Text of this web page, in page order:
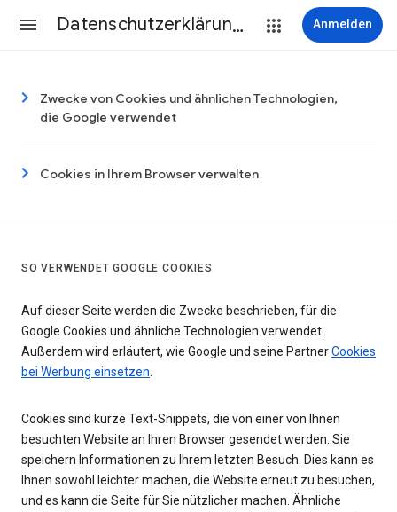
Datenschutzerklärung & Nutzungsbedingungen Anmelden
Zwecke von Cookies und ähnlichen Technologien,
die Google verwendet
Cookies in Ihrem Browser verwalten
SO VERWENDET GOOGLE COOKIES
Auf dieser Seite werden die Zwecke beschrieben, für die
Google Cookies und ähnliche Technologien verwendet.
Außerdem wird erläutert, wie Google und seine PartnerCookies
bei Werbung einsetzen.
Cookies sind kurze Text-Snippets, die von einer von Ihnen
besuchten Website an Ihren Browser gesendet werden. Sie
speichern Informationen zu Ihrem letzten Besuch. Dies kann es
Ihnen sowohl leichter machen, die Website erneut zu besuchen,
und es kann die Seite für Sie nützlicher machen. Ähnliche